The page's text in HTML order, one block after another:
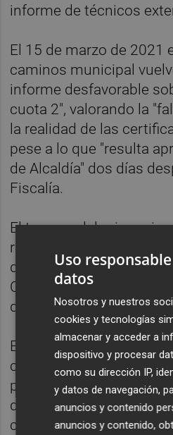
informe de técnicos
El 15 de marzo de 2021
caminos municipal
informe desfavorable
cuota 2", valorando la
la realidad de las
pese a lo que "resulta
de Alcaldía" dos días
Fiscalía.
El tercero, del mismo
referencia a un informe
de 2021 desfavorable
Cuota 3" aunque es
después por Decreto de
Estas actuaciones, para
constitutivas de delitos
prevariación cometido
delito continuado de
certificaciones
Uso
datos
Nosotros y nuestros
cookies y tecnologías
almacenar y acceder a
dispositivo y procesar
como su dirección IP,
y datos de navegación,
anuncios y contenido
anuncios y contenido,